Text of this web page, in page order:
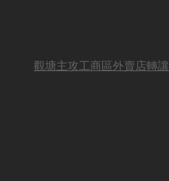
觀塘主攻工商區外賣店轉讓